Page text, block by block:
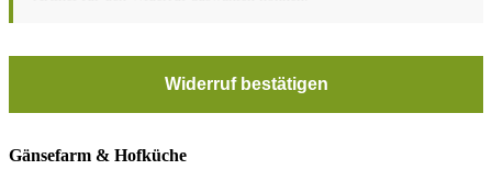
Widerruf bestätigen
Gänsefarm & Hofküche